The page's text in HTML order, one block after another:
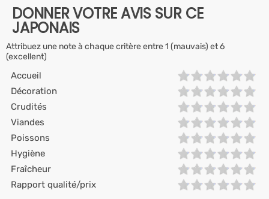
DONNER VOTRE AVIS SUR CE
JAPONAIS
Attribuez une note à chaque critère entre 1 (mauvais) et 6
(excellent)
Accueil
Décoration
Crudités
Viandes
Poissons
Hygiène
Fraîcheur
Rapport qualité/prix